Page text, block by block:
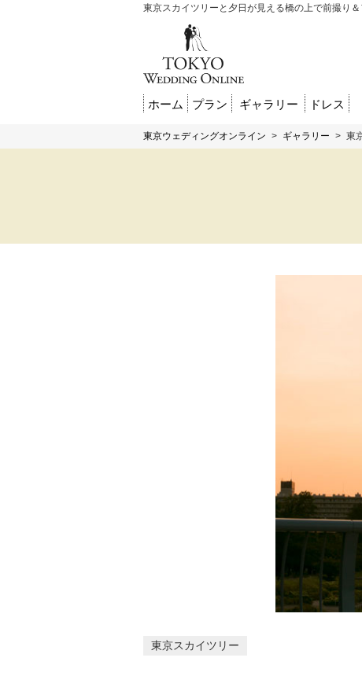
東京スカイツリーと夕日が見える橋の上で前撮り
ホーム プラン ギャラリー ドレス
東京ウェディングオンライン > ギャラリー > 東
東京スカイツリー